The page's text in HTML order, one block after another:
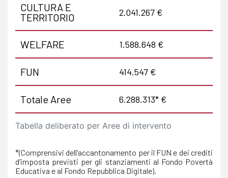
Tabella deliberato per Aree di intervento
CULTURA E
TERRITORIO
2.041.267 €
WELFARE 1.588.648 €
FUN 414.547 €
Totale Aree 6.288.313* €
*(Comprensivi dell’accantonamento per il FUN e dei crediti
d’imposta previsti per gli stanziamenti al Fondo Povertà
Educativa e al Fondo Repubblica Digitale).